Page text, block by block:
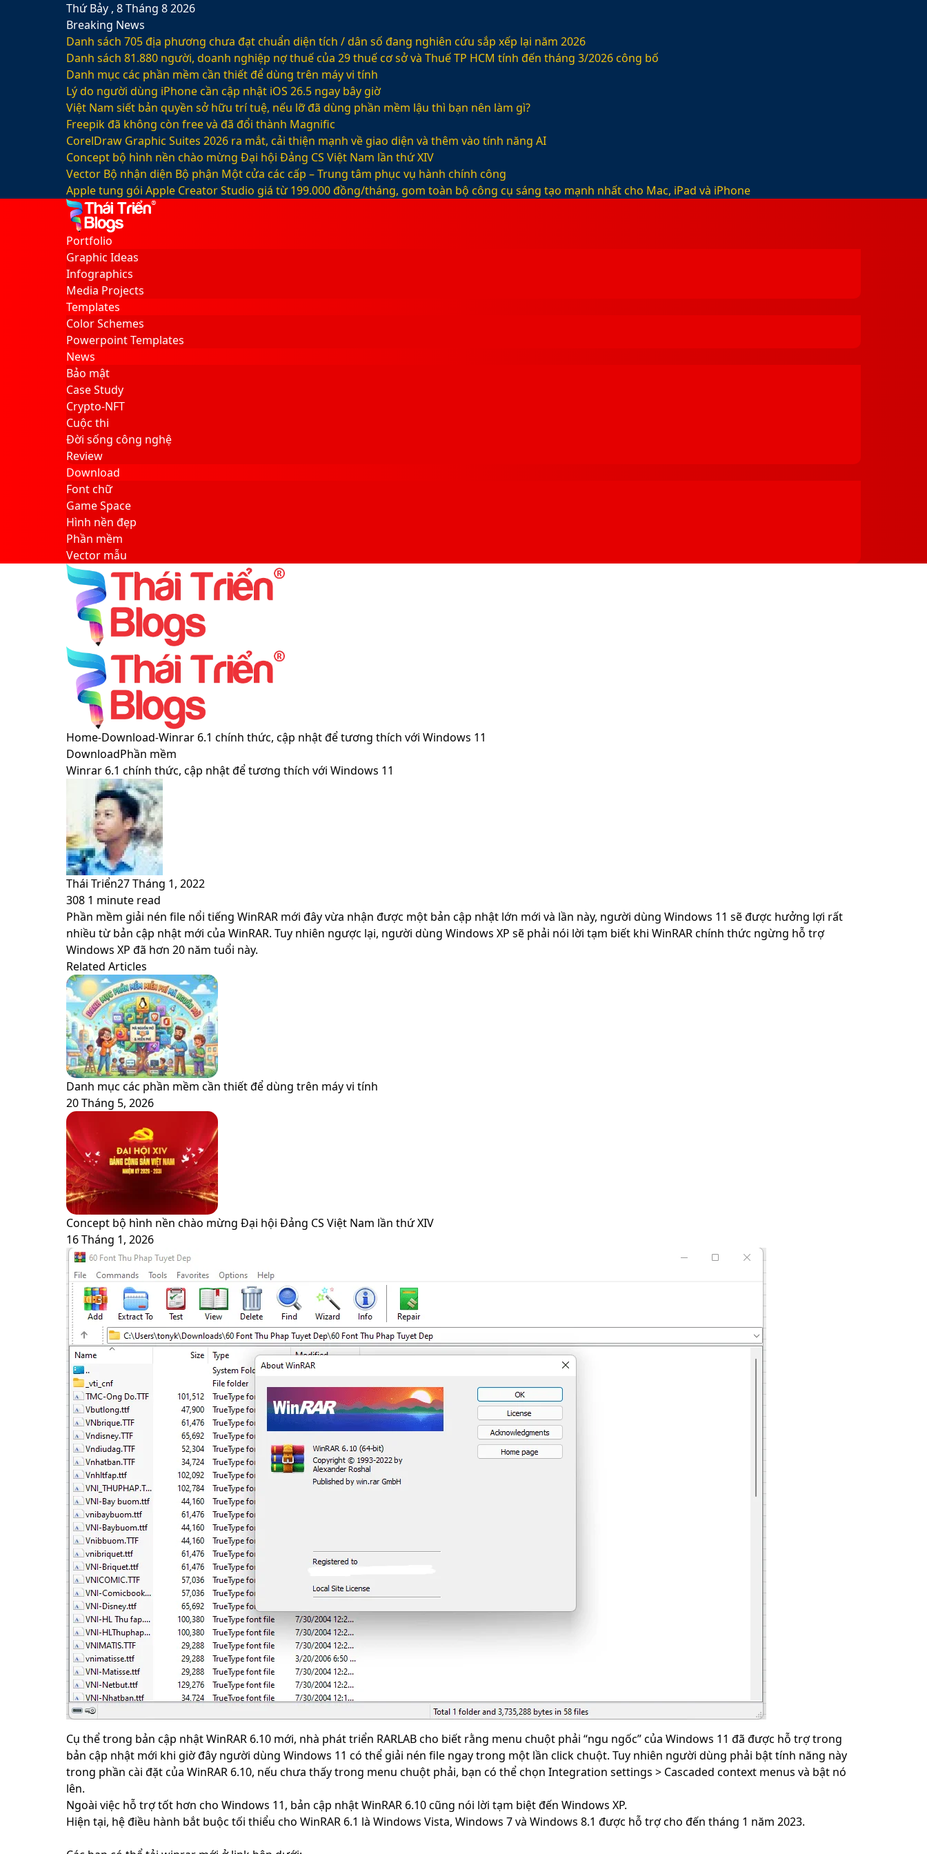
Thứ Bảy , 8 Tháng 8 2026
Breaking News
Danh sách 705 địa phương chưa đạt chuẩn diện tích / dân số đang nghiên cứu sắp xếp lại năm 2026
Danh sách 81.880‬ người, doanh nghiệp nợ thuế của 29 thuế cơ sở và Thuế TP HCM tính đến tháng 3/2026 công bố
Danh mục các phần mềm cần thiết để dùng trên máy vi tính
Lý do người dùng iPhone cần cập nhật iOS 26.5 ngay bây giờ
Việt Nam siết bản quyền sở hữu trí tuệ, nếu lỡ đã dùng phần mềm lậu thì bạn nên làm gì?
Freepik đã không còn free và đã đổi thành Magnific
CorelDraw Graphic Suites 2026 ra mắt, cải thiện mạnh về giao diện và thêm vào tính năng AI
Concept bộ hình nền chào mừng Đại hội Đảng CS Việt Nam lần thứ XIV
Vector Bộ nhận diện Bộ phận Một cửa các cấp – Trung tâm phục vụ hành chính công
Apple tung gói Apple Creator Studio giá từ 199.000 đồng/tháng, gom toàn bộ công cụ sáng tạo mạnh nhất cho Mac, iPad và iPhone
Facebook
X
LinkedIn
YouTube
Google
Play
Sidebar
Switch
skin
Portfolio
Graphic Ideas
Infographics
Media Projects
Templates
Color Schemes
Powerpoint Templates
News
Bảo mật
Case Study
Crypto-NFT
Cuộc thi
Đời sống công nghệ
Review
Download
Font chữ
Game Space
Hình nền đẹp
Phần mềm
Vector mẫu
Sidebar
Search
for
Menu
Switch
skin
Home-Download-Winrar 6.1 chính thức, cập nhật để tương thích với Windows 11
DownloadPhần mềm
Winrar 6.1 chính thức, cập nhật để tương thích với Windows 11
Thái Triển27 Tháng 1, 2022
308 1 minute read
Facebook
X
LinkedIn
Pinterest
Messenger
Messenger
WhatsApp
Telegram
Viber
Share
via
Email
Print
Phần mềm giải nén file nổi tiếng WinRAR mới đây vừa nhận được một bản cập nhật lớn mới và lần này, người dùng Windows 11 sẽ được hưởng lợi rất
nhiều từ bản cập nhật mới của WinRAR. Tuy nhiên ngược lại, người dùng Windows XP sẽ phải nói lời tạm biết khi WinRAR chính thức ngừng hỗ trợ
Windows XP đã hơn 20 năm tuổi này.
Related Articles
Danh mục các phần mềm cần thiết để dùng trên máy vi tính
20 Tháng 5, 2026
Concept bộ hình nền chào mừng Đại hội Đảng CS Việt Nam lần thứ XIV
16 Tháng 1, 2026
Cụ thể trong bản cập nhật WinRAR 6.10 mới, nhà phát triển RARLAB cho biết rằng menu chuột phải “ngu ngốc” của Windows 11 đã được hỗ trợ trong
bản cập nhật mới khi giờ đây người dùng Windows 11 có thể giải nén file ngay trong một lần click chuột. Tuy nhiên người dùng phải bật tính năng này
trong phần cài đặt của WinRAR 6.10, nếu chưa thấy trong menu chuột phải, bạn có thể chọn Integration settings > Cascaded context menus và bật nó
lên.
Ngoài việc hỗ trợ tốt hơn cho Windows 11, bản cập nhật WinRAR 6.10 cũng nói lời tạm biệt đến Windows XP.
Hiện tại, hệ điều hành bắt buộc tối thiểu cho WinRAR 6.1 là Windows Vista, Windows 7 và Windows 8.1 được hỗ trợ cho đến tháng 1 năm 2023.